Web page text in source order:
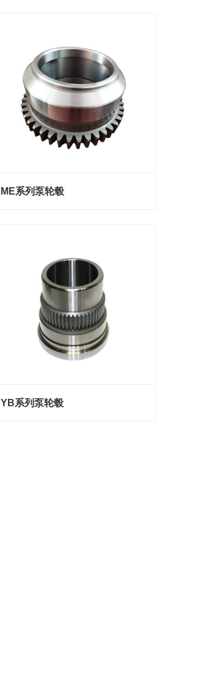
ME系列泵轮毂
YB系列泵轮毂